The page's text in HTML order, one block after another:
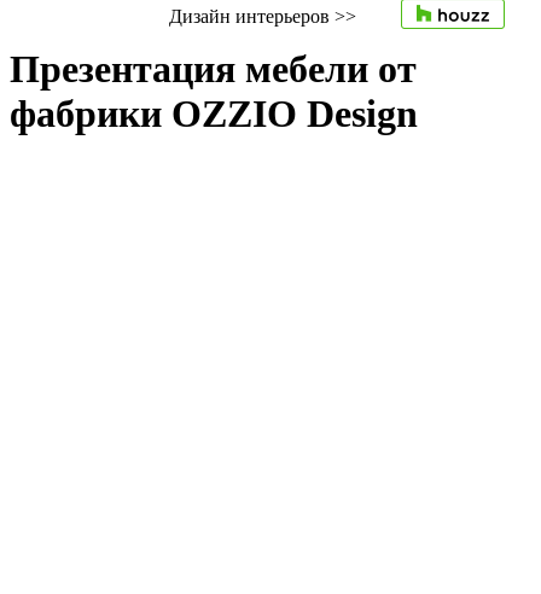
Дизайн интерьеров >>
Презентация мебели от
фабрики OZZIO Design